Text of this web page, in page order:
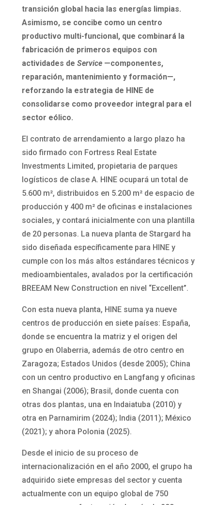
transición global hacia las energías limpias.
Asimismo, se concibe como un centro
productivo multi-funcional, que combinará la
fabricación de primeros equipos con
actividades de Service—componentes,
reparación, mantenimiento y formación—,
reforzando la estrategia de HINE de
consolidarse como proveedor integral para el
sector eólico.
El contrato de arrendamiento a largo plazo ha
sido firmado con Fortress Real Estate
Investments Limited, propietaria de parques
logísticos de clase A. HINE ocupará un total de
5.600 m², distribuidos en 5.200 m² de espacio de
producción y 400 m² de oficinas e instalaciones
sociales, y contará inicialmente con una plantilla
de 20 personas. La nueva planta de Stargard ha
sido diseñada específicamente para HINE y
cumple con los más altos estándares técnicos y
medioambientales, avalados por la certificación
BREEAM New Construction en nivel “Excellent”.
Con esta nueva planta, HINE suma ya nueve
centros de producción en siete países: España,
donde se encuentra la matriz y el origen del
grupo en Olaberria, además de otro centro en
Zaragoza; Estados Unidos (desde 2005); China
con un centro productivo en Langfang y oficinas
en Shangai (2006); Brasil, donde cuenta con
otras dos plantas, una en Indaiatuba (2010) y
otra en Parnamirim (2024); India (2011); México
(2021); y ahora Polonia (2025).
Desde el inicio de su proceso de
internacionalización en el año 2000, el grupo ha
adquirido siete empresas del sector y cuenta
actualmente con un equipo global de 750